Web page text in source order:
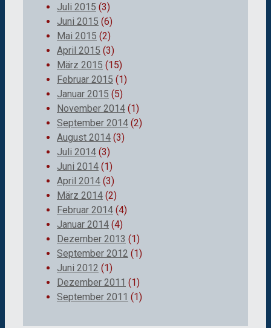
Juli 2015 (3)
Juni 2015 (6)
Mai 2015 (2)
April 2015 (3)
März 2015 (15)
Februar 2015 (1)
Januar 2015 (5)
November 2014 (1)
September 2014 (2)
August 2014 (3)
Juli 2014 (3)
Juni 2014 (1)
April 2014 (3)
März 2014 (2)
Februar 2014 (4)
Januar 2014 (4)
Dezember 2013 (1)
September 2012 (1)
Juni 2012 (1)
Dezember 2011 (1)
September 2011 (1)